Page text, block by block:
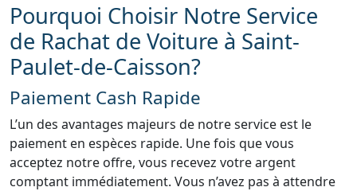
Pourquoi Choisir Notre Service
de Rachat de Voiture à Saint-
Paulet-de-Caisson?
Paiement Cash Rapide
L’un des avantages majeurs de notre service est le
paiement en espèces rapide. Une fois que vous
acceptez notre offre, vous recevez votre argent
comptant immédiatement. Vous n’avez pas à attendre